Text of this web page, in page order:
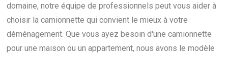
domaine, notre équipe de professionnels peut vous aider à
choisir la camionnette qui convient le mieux à votre
déménagement. Que vous ayez besoin d'une camionnette
pour une maison ou un appartement, nous avons le modèle